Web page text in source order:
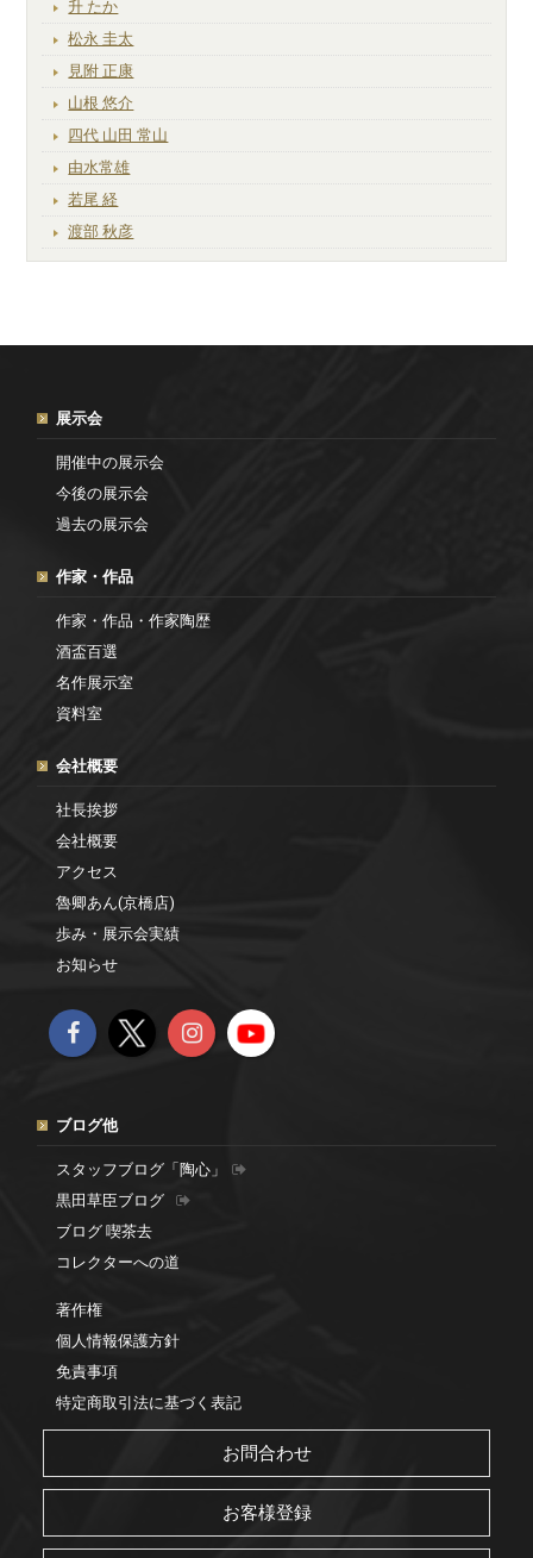
升 たか
松永 圭太
見附 正康
山根 悠介
四代 山田 常山
由水常雄
若尾 経
渡部 秋彦
展示会
開催中の展示会
今後の展示会
過去の展示会
作家・作品
作家・作品・作家陶歴
酒盃百選
名作展示室
資料室
会社概要
社長挨拶
会社概要
アクセス
魯卿あん(京橋店)
歩み・展示会実績
お知らせ
ブログ他
スタッフブログ「陶心」
黒田草臣ブログ
ブログ 喫茶去
コレクターへの道
著作権
個人情報保護方針
免責事項
特定商取引法に基づく表記
お問合わせ
お客様登録